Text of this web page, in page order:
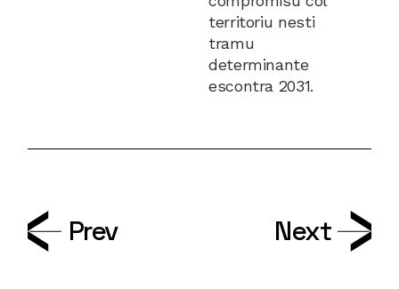
territoriu nesti
tramu
determinante
escontra 2031.
Prev Next